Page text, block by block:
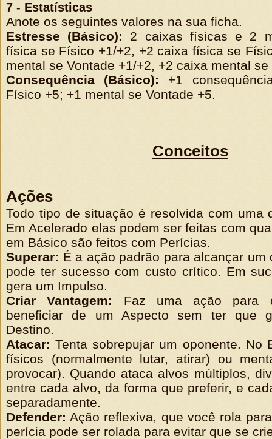
7 - Estatísticas
Anote os seguintes valores na sua ficha.
Estresse (Básico): 2 caixas físicas e 2
física se Físico +1/+2, +2 caixa física se
mental se Vontade +1/+2, +2 caixa mental
Consequência (Básico): +1
Físico +5; +1 mental se Vontade +5.
Conceitos
Ações
Todo tipo de situação é resolvida com uma
Em Acelerado elas podem ser feitas com
em Básico são feitos com Perícias.
Superar: É a ação padrão para alcançar um
pode ter sucesso com custo crítico. Em
gera um Impulso.
Criar Vantagem: Faz uma ação para
beneficiar de um Aspecto sem ter que
Destino.
Atacar: Tenta sobrepujar um oponente. No
físicos (normalmente lutar, atirar) ou
provocar). Quando ataca alvos múltiplos,
entre cada alvo, da forma que preferir, e
separadamente.
Defender: Ação reflexiva, que você rola
perícia pode ser rolada para evitar que se